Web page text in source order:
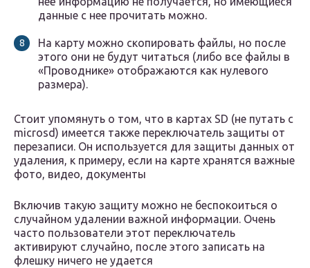
данные с нее прочитать можно.
На карту можно скопировать файлы, но после
этого они не будут читаться (либо все файлы в
«Проводнике» отображаются как нулевого
размера).
Стоит упомянуть о том, что в картах SD (не путать с
microsd) имеется также переключатель защиты от
перезаписи. Он используется для защиты данных от
удаления, к примеру, если на карте хранятся важные
фото, видео, документы
Включив такую защиту можно не беспокоиться о
случайном удалении важной информации. Очень
часто пользователи этот переключатель
активируют случайно, после этого записать на
флешку ничего не удается